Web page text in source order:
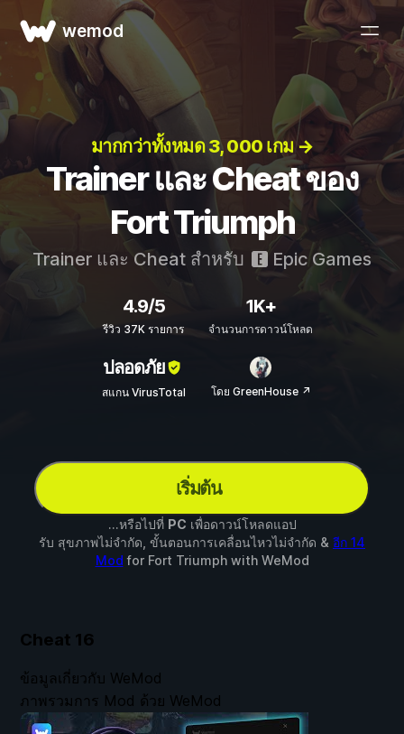
wemod
มากกว่าทั้งหมด 3, 000 เกม →
Trainer และ Cheat ของ
Fort Triumph
Trainer และ Cheat สำหรับ Epic Games
4.9/5
รีวิว 37K รายการ
1K+
จำนวนการดาวน์โหลด
ปลอดภัย
สแกน VirusTotal โดย GreenHouse ↗
เริ่มต้น
...หรือไปที่ PC เพื่อดาวน์โหลดแอป
รับ สุขภาพไม่จำกัด, ขั้นตอนการเคลื่อนไหวไม่จำกัด & อีก 14
Mod for Fort Triumphwith WeMod
Cheat 16
ข้อมูลเกี่ยวกับ WeMod
ภาพรวมการ Mod ด้วย WeMod